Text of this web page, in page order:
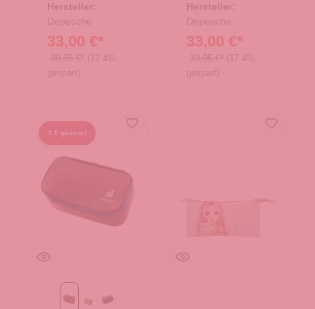
Hersteller:
Depesche
33,00 €*
39,95 €* (17.4%
gespart)
Hersteller:
Depesche
33,00 €*
39,95 €* (17.4%
gespart)
3 € gespart
ashrose-ink
grove-ripple-hain
schwarz